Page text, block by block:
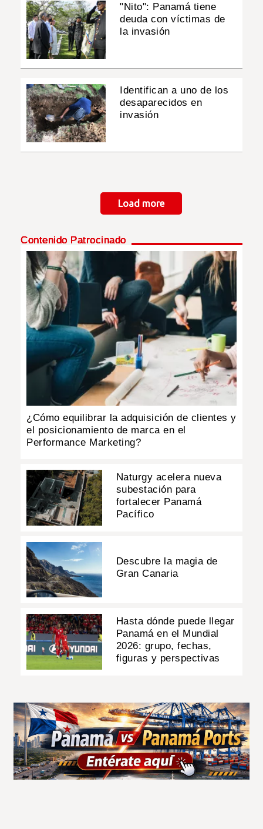
"Nito": Panamá tiene
deuda con víctimas de
la invasión
Identifican a uno de los
desaparecidos en
invasión
Load more
Contenido Patrocinado
¿Cómo equilibrar la adquisición de clientes y
el posicionamiento de marca en el
Performance Marketing?
Naturgy acelera nueva
subestación para
fortalecer Panamá
Pacífico
Descubre la magia de
Gran Canaria
Hasta dónde puede llegar
Panamá en el Mundial
2026: grupo, fechas,
figuras y perspectivas